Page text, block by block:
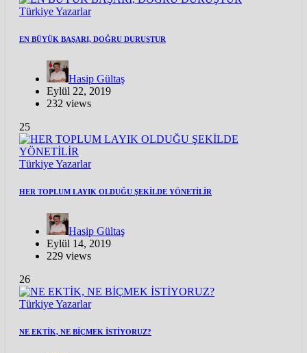
TürkiyeYazarlar
EN BÜYÜK BAŞARI, DOĞRU DURUŞTUR
Hasip Gültaş
Eylül 22, 2019
232 views
25
TürkiyeYazarlar
HER TOPLUM LAYIK OLDUĞU ŞEKİLDE YÖNETİLİR
Hasip Gültaş
Eylül 14, 2019
229 views
26
TürkiyeYazarlar
NE EKTİK, NE BİÇMEK İSTİYORUZ?